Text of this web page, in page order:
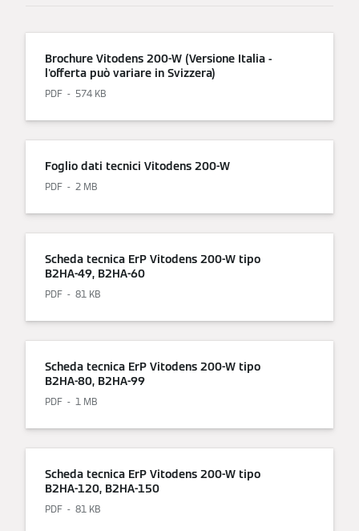
Brochure Vitodens 200-W (Versione Italia -
l'offerta può variare in Svizzera)
PDF 574 KB
Foglio dati tecnici Vitodens 200-W
PDF 2 MB
Scheda tecnica ErP Vitodens 200-W tipo
B2HA-49, B2HA-60
PDF 81 KB
Scheda tecnica ErP Vitodens 200-W tipo
B2HA-80, B2HA-99
PDF 1 MB
Scheda tecnica ErP Vitodens 200-W tipo
B2HA-120, B2HA-150
PDF 81 KB